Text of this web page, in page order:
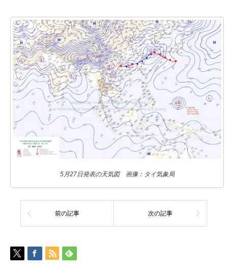
5月27日発表の天気図 画像：タイ気象局
前の記事 次の記事